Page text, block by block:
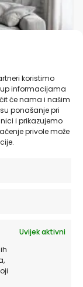
koristimo
informacijama
će nama i našim
ponašanje pri
i prikazujemo
privole može
Uvijek aktivni